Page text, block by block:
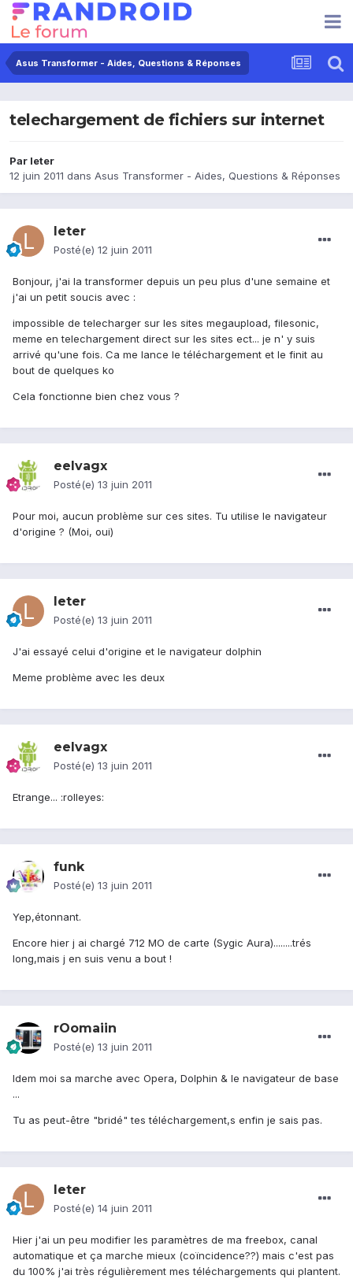
Asus Transformer - Aides, Questions & Réponses
telechargement de fichiers sur internet
Par leter
12 juin 2011 dans Asus Transformer - Aides, Questions & Réponses
leter
Posté(e) 12 juin 2011
Bonjour, j'ai la transformer depuis un peu plus d'une semaine et
j'ai un petit soucis avec :
impossible de telecharger sur les sites megaupload, filesonic,
meme en telechargement direct sur les sites ect... je n' y suis
arrivé qu'une fois. Ca me lance le téléchargement et le finit au
bout de quelques ko
Cela fonctionne bien chez vous ?
eelvagx
Posté(e) 13 juin 2011
Pour moi, aucun problème sur ces sites. Tu utilise le navigateur
d'origine ? (Moi, oui)
leter
Posté(e) 13 juin 2011
J'ai essayé celui d'origine et le navigateur dolphin
Meme problème avec les deux
eelvagx
Posté(e) 13 juin 2011
Etrange... :rolleyes:
funk
Posté(e) 13 juin 2011
Yep,étonnant.
Encore hier j ai chargé 712 MO de carte (Sygic Aura)........trés
long,mais j en suis venu a bout !
rOomaiin
Posté(e) 13 juin 2011
Idem moi sa marche avec Opera, Dolphin & le navigateur de base
...
Tu as peut-être "bridé" tes téléchargement,s enfin je sais pas.
leter
Posté(e) 14 juin 2011
Hier j'ai un peu modifier les paramètres de ma freebox, canal
automatique et ça marche mieux (coïncidence??) mais c'est pas
du 100% j'ai très régulièrement mes téléchargements qui plantent.